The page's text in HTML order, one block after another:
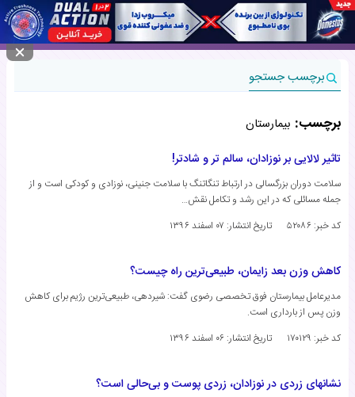
منوی سایت
برچسب جستجو
برچسب: بیمارستان
تاثیر لالایی بر نوزادان، سالم تر و شادتر!
سلامت دوران بزرگسالی در ارتباط تنگاتنگ با سلامت جنینی، نوزادی و کودکی است و از
جمله مسائلی که در این رشد و تکامل نقش…
کد خبر: ۵۲۰۸۶
تاریخ انتشار: ۰۷ اسفند ۱۳۹۶
کاهش وزن بعد زایمان، طبیعی‌ترین راه چیست؟
مدیرعامل بیمارستان فوق تخصصی رضوی گفت: شیردهی، طبیعی‌ترین رژیم برای کاهش
وزن پس از بارداری است.
کد خبر: ۱۷۰۱۲۹
تاریخ انتشار: ۰۶ اسفند ۱۳۹۶
نشانهای زردی در نوزادان، زردی پوست و بی‌حالی است؟